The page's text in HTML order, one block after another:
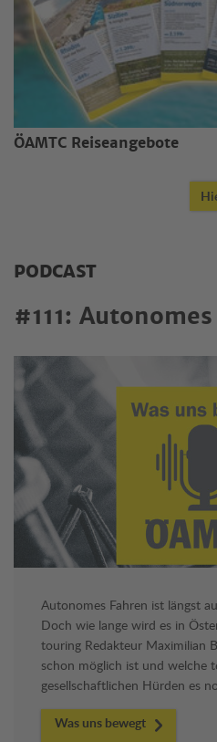
ÖAMTC Reiseangebote
PODCAST
#111:
Autonomes Fahren ist längst
Doch wie lange wird es in
touring Redakteur Maximilian
schon möglich ist und welche
gesellschaftlichen Hürden es
Was uns bewegt